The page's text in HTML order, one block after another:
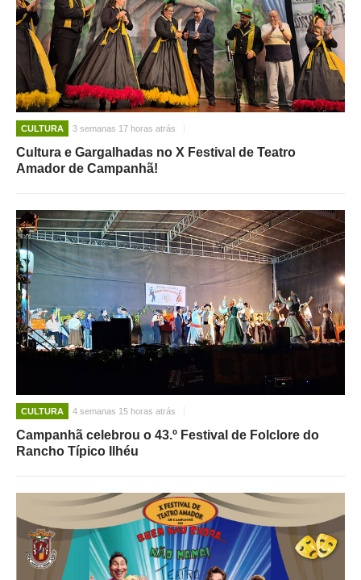
CULTURA 3 semanas 17 horas atrás
Cultura e Gargalhadas no X Festival de Teatro
Amador de Campanhã!
CULTURA 4 semanas 15 horas atrás
Campanhã celebrou o 43.º Festival de Folclore do
Rancho Típico Ilhéu